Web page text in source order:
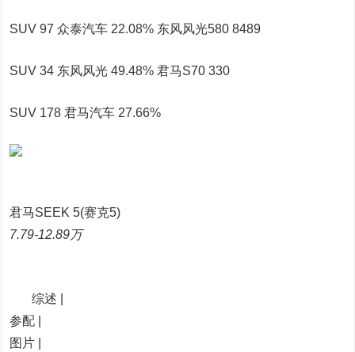
SUV 97 众泰汽车 22.08% 东风风光580 8489
SUV 34 东风风光 49.48% 君马S70 330
SUV 178 君马汽车 27.66%
君马SEEK 5(赛克5)
7.79-12.89万
综述 |
参配 |
图片 |